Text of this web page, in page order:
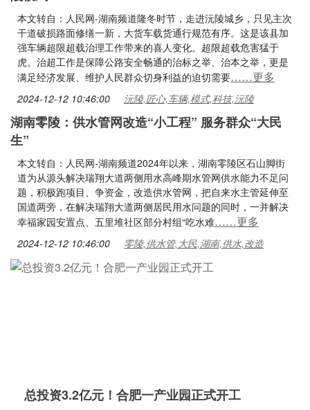
本文转自：人民网-湖南频道隆冬时节，走进沅陵城乡，只见主次
干道破损路面修缮一新，大货车载货通行规范有序。这是该县加
强车辆超限超载治理工作带来的喜人变化。超限超载危害猛于
虎。治超工作是保障公路安全畅通的治标之举、治本之举，更是
满足经济发展、维护人民群众切身利益的迫切需要……更多
2024-12-12 10:46:00 沅陵,匠心,车辆,模式,科技,沅陵
湖南零陵：供水管网改造“小工程” 服务群众“大民
生”
本文转自：人民网-湖南频道2024年以来，湖南零陵区石山脚街
道为从源头解决瑞翔大道两侧用水高峰期水管网供水能力不足问
题，积极跑项目、争资金，改造供水管网，把自来水主管延伸至
国道两旁，在解决瑞翔大道两侧居民用水问题的同时，一并解决
幸福家园安置点、五里堆社区部分村组“吃水难……更多
2024-12-12 10:46:00 零陵,供水管,大民,湖南,供水,改造
总投资3.2亿元！合肥一产业园正式开工